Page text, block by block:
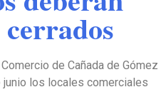
de Cañada de Gómez
los locales comerciales